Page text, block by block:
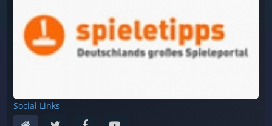
Social Links